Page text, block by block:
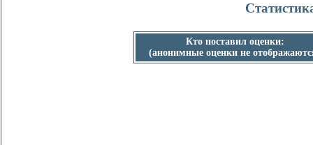
Кто поставил оценки:
(анонимные оценки не